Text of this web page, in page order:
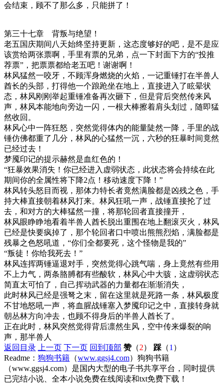
会结束，顾不了那么多，只能拼了！
第三十七章 背叛与绝望！
老五国庆期间八天始终坚持更新，这态度够好的吧，是不是应
该赏给两张票啊，手里有票的兄弟，点一下封面下方的“投推
荐票”，把票票都给老五吧！谢谢啊！
林风猛然一咬牙，不顾浑身燃烧的火焰，一记重锤打在半兽人
酋长的头部，打得他一个踉跄坐在地上，直接进入了眩晕状
态，林风刚刚举起重锤准备再次砸下，但是背后突然传来风
声，林风本能地向旁边一闪，一根大棒擦着肩头划过，随即猛
然收回。
林风心中一阵狂怒，突然觉得体内的能量陡然一降，手里的战
锤仿佛都重了几分，林风的心猛然一沉，六秒的狂暴时间竟然
已经过去！
梦魇印记的提示赫然是血红色的！
“狂暴效果消失！你已经进入虚弱状态，此状态将会持续在此
期间你的全属性将下降2点！移动速度下降！”
林风转头怒目而视，那体力特长者竟然满脸都是凶残之色，手
持大棒直接朝着林风打来。林风狂吼一声，战锤直接抡了过
去，和对方的大棒猛然一撞，将那轮回者直接撞开，
林风眼睁睁地看着半兽人酋长脱出重围在地上翻滚灭火，林风
已经是快要疯掉了，那个轮回者口中喷出熊熊烈焰，满脸都是
残暴之色怒吼道，“你们全都要死，这个怪物是我的”
“叛徒！你给我死去！”
林风连挥两锤逼退对手，突然觉得心跳气喘，身上竟然有些用
不上力气，两条胳膊都有些酸软，林风心中大骇，这虚弱状态
简直太可怕了，自己挥动武器的力量都在渐渐消失，
此时林风已经是强弩之末，留在这里就是死路一条，林风极度
不甘地怒吼一声，将血腥战锤塞入梦魇印记之中，直接转身就
朝丛林方向冲去，也顾不得身后的半兽人酋长了。
正在此时，林风突然觉得背后凛然生风，空中传来爆裂的响
声，那半兽人
返回目录
上一页 下一页 回到顶部 赞（2） 踩 （1 ）
Readme： 狗狗书籍 （www.ggsj4.com）狗狗书籍
（www.ggsj4.com）是国内大型的电子书共享平台，同时提供
已完结小说、全本小说免费在线阅读和txt免费下载！